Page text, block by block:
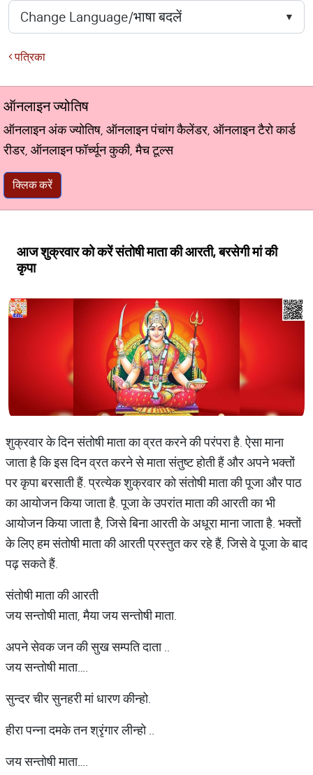
पत्रिका
ऑनलाइन ज्योतिष
ऑनलाइन अंक ज्योतिष, ऑनलाइन पंचांग कैलेंडर, ऑनलाइन टैरो कार्ड
रीडर, ऑनलाइन फॉर्च्यून कुकी, मैच टूल्स
क्लिक करें
आज शुक्रवार को करें संतोषी माता की आरती, बरसेगी मां की
कृपा
शुक्रवार के दिन संतोषी माता का व्रत करने की परंपरा है. ऐसा माना
जाता है कि इस दिन व्रत करने से माता संतुष्ट होती हैं और अपने भक्तों
पर कृपा बरसाती हैं. प्रत्येक शुक्रवार को संतोषी माता की पूजा और पाठ
का आयोजन किया जाता है. पूजा के उपरांत माता की आरती का भी
आयोजन किया जाता है, जिसे बिना आरती के अधूरा माना जाता है. भक्तों
के लिए हम संतोषी माता की आरती प्रस्तुत कर रहे हैं, जिसे वे पूजा के बाद
पढ़ सकते हैं.
संतोषी माता की आरती
जय सन्तोषी माता, मैया जय सन्तोषी माता.
अपने सेवक जन की सुख सम्पति दाता ..
जय सन्तोषी माता….
सुन्दर चीर सुनहरी मां धारण कीन्हो.
हीरा पन्ना दमके तन श्रृंगार लीन्हो ..
जय सन्तोषी माता….